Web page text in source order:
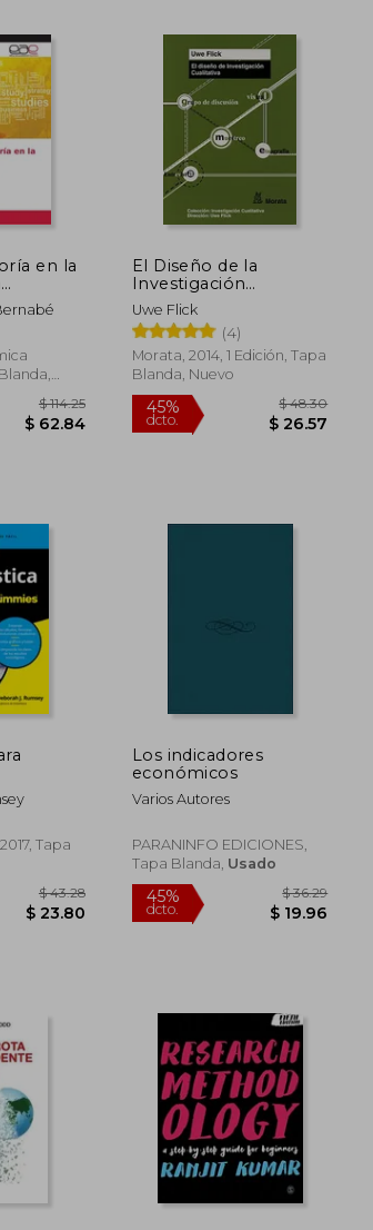
$ 65.58
en la
El Diseño de la
Investigación
Cualitativa
Uwe Flick
(4)
Morata, 2014, 1 Edición, Tapa
Blanda, Nuevo
Tapa
$ 43.28
$ 23.80
Los indicadores
económicos
Varios Autores
PARANINFO EDICIONES,
Tapa Blanda, Usado
45%
dcto.